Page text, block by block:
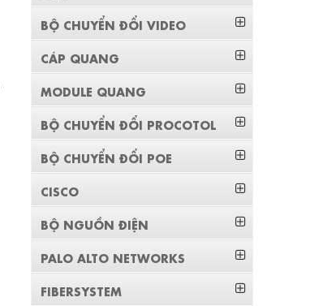
BỘ CHUYỂN ĐỔI VIDEO
CÁP QUANG
MODULE QUANG
BỘ CHUYỂN ĐỔI PROCOTOL
BỘ CHUYỂN ĐỔI POE
CISCO
BỘ NGUỒN ĐIỆN
PALO ALTO NETWORKS
FIBERSYSTEM